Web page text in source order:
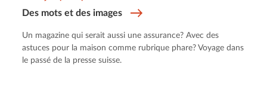
Des mots et des images
Un magazine qui serait aussi une assurance? Avec des
astuces pour la maison comme rubrique phare? Voyage dans
le passé de la presse suisse.